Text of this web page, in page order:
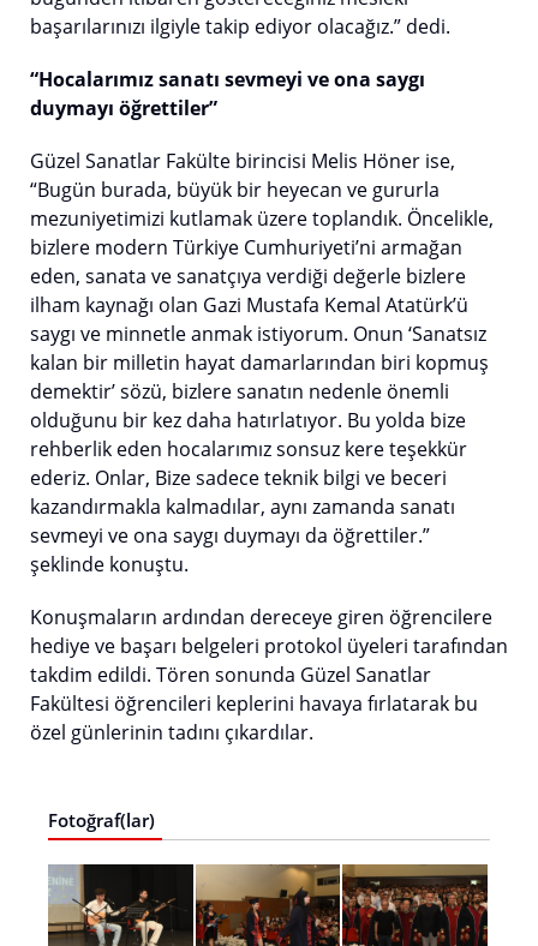
başarılarınızı ilgiyle takip ediyor olacağız.” dedi.
“Hocalarımız sanatı sevmeyi ve ona saygı
duymayı öğrettiler”
Güzel Sanatlar Fakülte birincisi Melis Höner ise,
“Bugün burada, büyük bir heyecan ve gururla
mezuniyetimizi kutlamak üzere toplandık. Öncelikle,
bizlere modern Türkiye Cumhuriyeti’ni armağan
eden, sanata ve sanatçıya verdiği değerle bizlere
ilham kaynağı olan Gazi Mustafa Kemal Atatürk’ü
saygı ve minnetle anmak istiyorum. Onun ‘Sanatsız
kalan bir milletin hayat damarlarından biri kopmuş
demektir’ sözü, bizlere sanatın nedenle önemli
olduğunu bir kez daha hatırlatıyor. Bu yolda bize
rehberlik eden hocalarımız sonsuz kere teşekkür
ederiz. Onlar, Bize sadece teknik bilgi ve beceri
kazandırmakla kalmadılar, aynı zamanda sanatı
sevmeyi ve ona saygı duymayı da öğrettiler.”
şeklinde konuştu.
Konuşmaların ardından dereceye giren öğrencilere
hediye ve başarı belgeleri protokol üyeleri tarafından
takdim edildi. Tören sonunda Güzel Sanatlar
Fakültesi öğrencileri keplerini havaya fırlatarak bu
özel günlerinin tadını çıkardılar.
Fotoğraf(lar)